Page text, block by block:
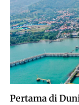
Pertama di